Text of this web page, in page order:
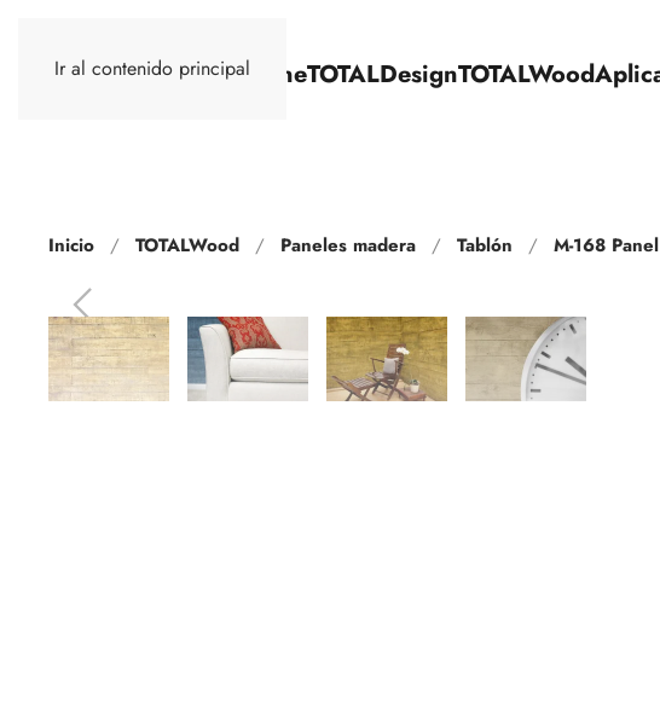
Ir al contenido principal
TOTALStoneTOTALDesignTOTALWood
Inicio TOTALWood Paneles madera Tablón M-168